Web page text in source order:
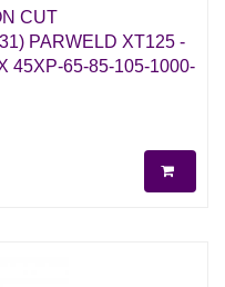
CUT
PARWELD XT125 -
45XP-65-85-105-1000-